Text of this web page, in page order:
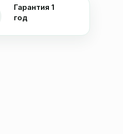
Гарантия 1
год